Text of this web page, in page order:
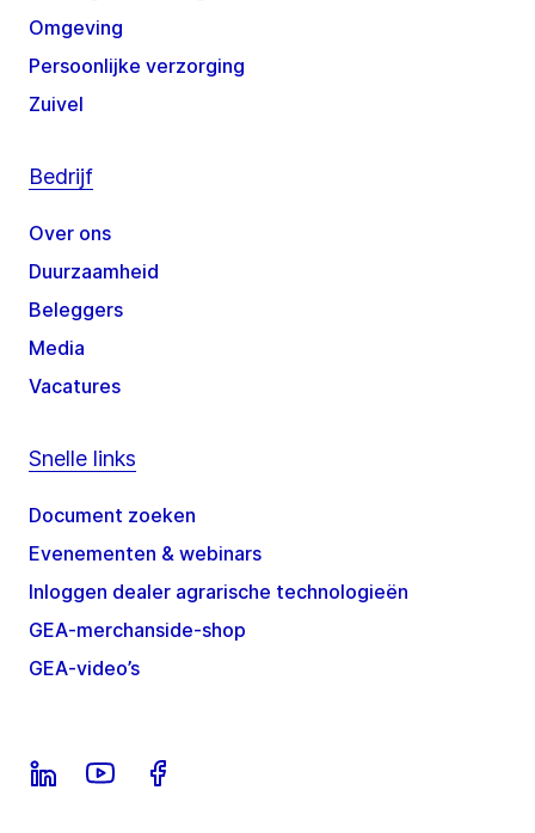
Omgeving
Persoonlijke verzorging
Zuivel
Bedrijf
Over ons
Duurzaamheid
Beleggers
Media
Vacatures
Snelle links
Document zoeken
Evenementen & webinars
Inloggen dealer agrarische technologieën
GEA-merchanside-shop
GEA-video’s